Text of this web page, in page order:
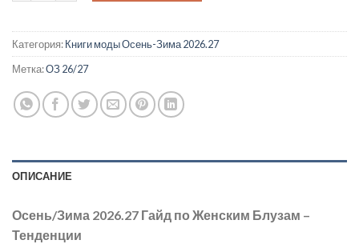
Категория:Книги моды Осень-Зима 2026.27
Метка:ОЗ 26/27
ОПИСАНИЕ
Осень/Зима 2026.27 Гайд по Женским Блузам –
Тенденции